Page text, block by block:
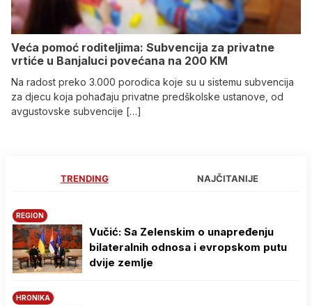
Veća pomoć roditeljima: Subvencija za privatne
vrtiće u Banjaluci povećana na 200 KM
Na radost preko 3.000 porodica koje su u sistemu subvencija
za djecu koja pohađaju privatne predškolske ustanove, od
avgustovske subvencije […]
TRENDING NAJČITANIJE
REGION
Vučić: Sa Zelenskim o unapređenju
bilateralnih odnosa i evropskom putu
dvije zemlje
HRONIKA